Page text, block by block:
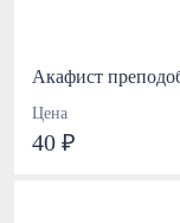
Акафист
Цена
40 ₽